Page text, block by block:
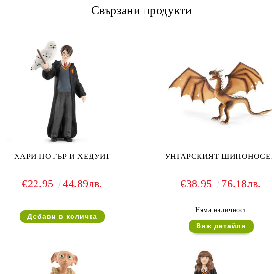
Свързани продукти
ХАРИ ПОТЪР И ХЕДУИГ
€22.95 44.89лв.
УНГАРСКИЯТ
€38.95 76.18лв.
Няма наличност
Виж детайли